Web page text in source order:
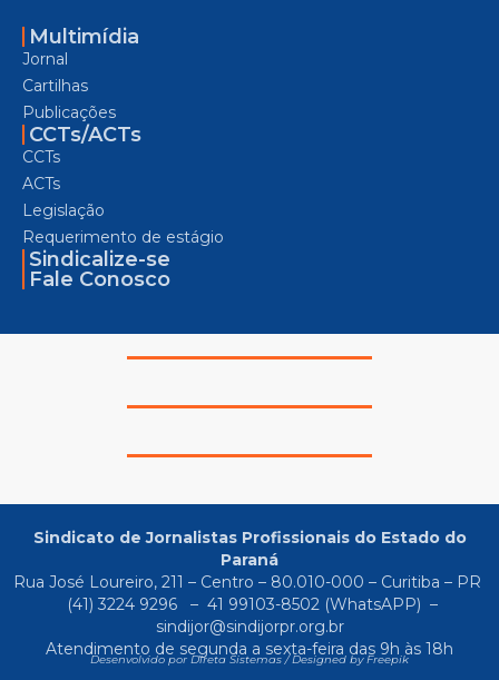
Multimídia
Jornal
Cartilhas
Publicações
CCTs/ACTs
CCTs
ACTs
Legislação
Requerimento de estágio
Sindicalize-se
Fale Conosco
Sindicato de Jornalistas Profissionais do Estado do
Paraná
Rua José Loureiro, 211 – Centro – 80.010-000 – Curitiba – PR
(41) 3224 9296
– 41 99103-8502(WhatsAPP) –
sindijor@sindijorpr.org.br
Atendimento de segunda a sexta-feira das 9h às 18h
Desenvolvido por Direta Sistemas /Designed by Freepik